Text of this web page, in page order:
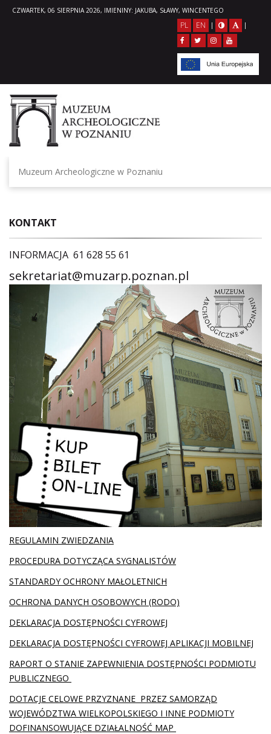
CZWARTEK, 06 SIERPNIA 2026, IMIENINY: JAKUBA, SŁAWY, WINCENTEGO
PL EN | |
Muzeum Archeologiczne w Poznaniu
KONTAKT
INFORMACJA 61 628 55 61
sekretariat@muzarp.poznan.pl
REGULAMIN ZWIEDZANIA
PROCEDURA DOTYCZĄCA SYGNALISTÓW
STANDARDY OCHRONY MAŁOLETNICH
OCHRONA DANYCH OSOBOWYCH (RODO)
DEKLARACJA DOSTĘPNOŚCI CYFROWEJ
DEKLARACJA DOSTĘPNOŚCI CYFROWEJ APLIKACJI MOBILNEJ
RAPORT O STANIE ZAPEWNIENIA DOSTĘPNOŚCI PODMIOTU
PUBLICZNEGO
DOTACJE CELOWE PRZYZNANE PRZEZ SAMORZĄD
WOJEWÓDZTWA WIELKOPOLSKIEGO I INNE PODMIOTY
DOFINANSOWUJĄCE DZIAŁALNOŚĆ MAP